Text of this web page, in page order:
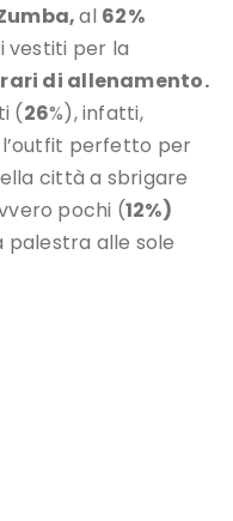
al 62%
vestiti per la
di allenamento.
(26%), infatti,
perfetto per
città a sbrigare
pochi (12%)
palestra alle sole